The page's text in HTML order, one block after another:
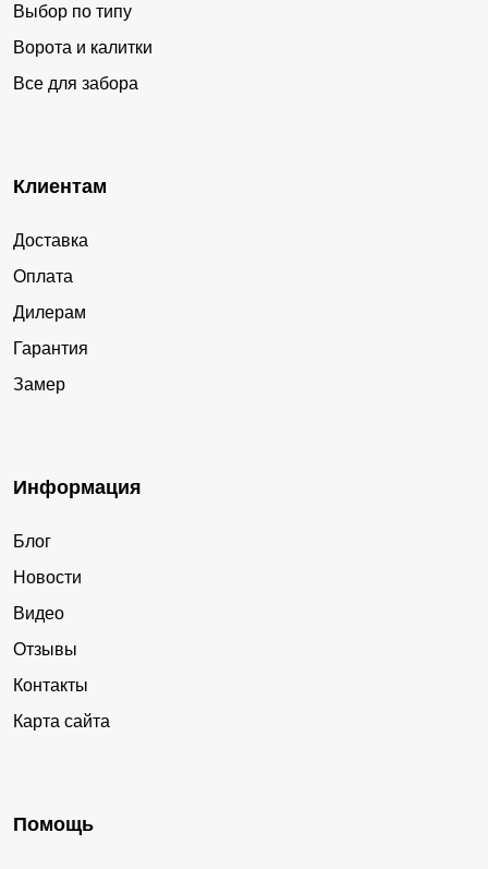
Выбор по типу
Ворота и калитки
Все для забора
Клиентам
Доставка
Оплата
Дилерам
Гарантия
Замер
Информация
Блог
Новости
Видео
Отзывы
Контакты
Карта сайта
Помощь